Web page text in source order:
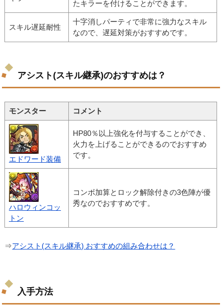
たキラーを付けることができます。
スキル遅延耐性
十字消しパーティで非常に強力なスキル
なので、遅延対策がおすすめです。
アシスト(スキル継承)のおすすめは？
モンスター コメント
エドワード装備
HP80％以上強化を付与することができ、
火力を上げることができるのでおすすめ
です。
ハロウィンコッ
トン
コンボ加算とロック解除付きの3色陣が優
秀なのでおすすめです。
⇒アシスト(スキル継承) おすすめの組み合わせは？
入手方法